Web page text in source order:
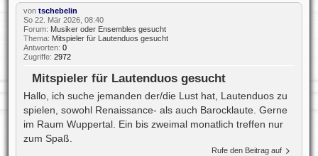
von tschebelin
So 22. Mär 2026, 08:40
Forum: Musiker oder Ensembles gesucht
Thema: Mitspieler für Lautenduos gesucht
Antworten: 0
Zugriffe: 2972
Mitspieler für Lautenduos gesucht
Hallo, ich suche jemanden der/die Lust hat, Lautenduos zu
spielen, sowohl Renaissance- als auch Barocklaute. Gerne
im Raum Wuppertal. Ein bis zweimal monatlich treffen nur
zum Spaß.
Rufe den Beitrag auf